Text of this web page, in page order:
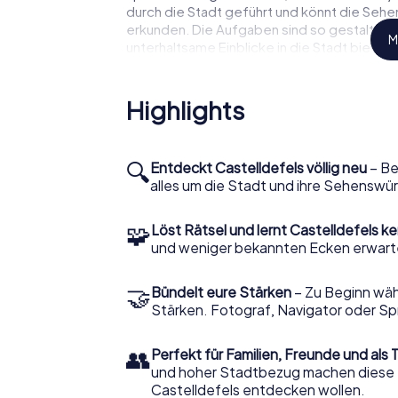
durch die Stadt geführt und könnt die
erkunden. Die Aufgaben sind so gestaltet,
unterhaltsame Einblicke in die Stadt bieten.
Castelldefels erleben
Schnitzeljagd unterwegs seid. Die Santa
ihr auf eurer Route entdecken werdet.
Legenden, die sich um diese Orte ranken.
unterhaltsame Weise kennenlernen.
Sehenswürdigkeiten im
Castelldefels
Während der Schnitzeljagd werdet ihr
Naturgebiet, das zum Verweilen und
bietet euch die Möglichkeit, die
Highlights
🔍Entdeckt Castelldefels völlig neu –
alles um die Stadt und ihre
🧩Löst Rätsel und lernt Castelldefels
und weniger bekannten Ecken
🤝Bündelt eure Stärken – Zu Beginn
Stärken. Fotograf, Navigator oder
👥Perfekt für Familien, Freunde und als
und hoher Stadtbezug machen
Castelldefels entdecken wollen.